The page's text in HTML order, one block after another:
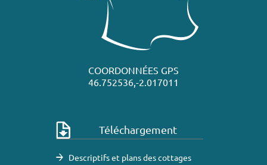
COORDONNÉES GPS
46.752536,-2.017011
Téléchargement
Descriptifs et plans des cottages